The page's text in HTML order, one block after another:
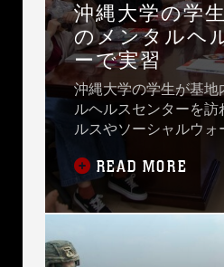
沖縄大学の学
のメンタルヘ
ーで実習
沖縄大学の学生が基地
ルヘルスセンターを
ルスやソーシャルウォ
READ MORE